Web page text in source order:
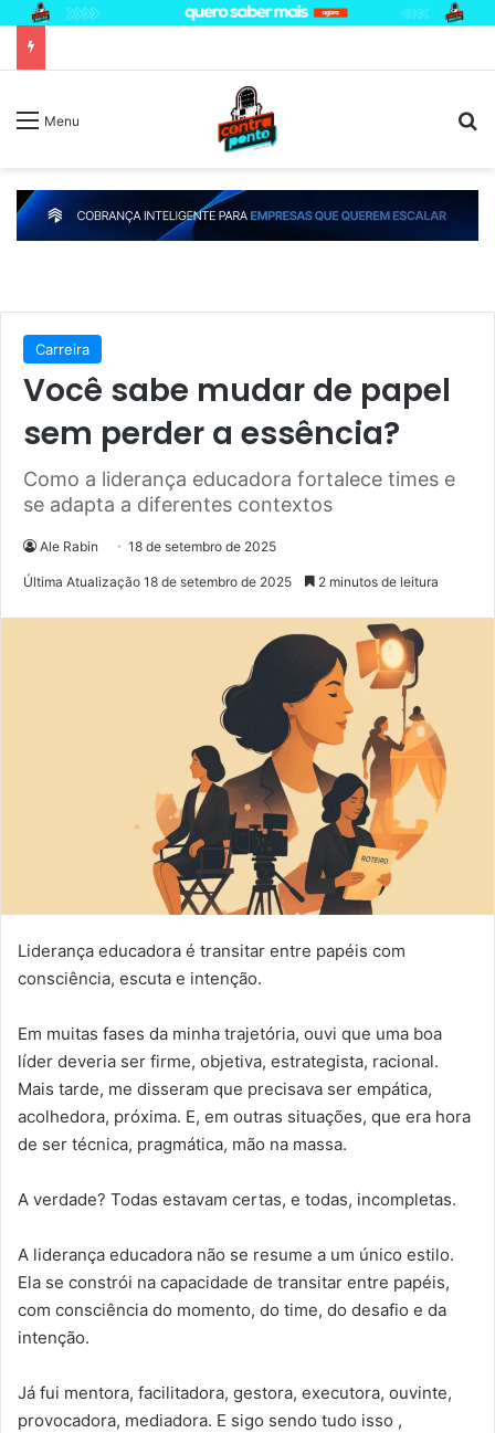
Menu
Carreira
Você sabe mudar de papel
sem perder a essência?
Como a liderança educadora fortalece times e
se adapta a diferentes contextos
Ale Rabin 18 de setembro de 2025
Última Atualização 18 de setembro de 2025 2 minutos de leitura
Liderança educadora é transitar entre papéis com
consciência, escuta e intenção.
Em muitas fases da minha trajetória, ouvi que uma boa
líder deveria ser firme, objetiva, estrategista, racional.
Mais tarde, me disseram que precisava ser empática,
acolhedora, próxima. E, em outras situações, que era hora
de ser técnica, pragmática, mão na massa.
A verdade? Todas estavam certas, e todas, incompletas.
A liderança educadora não se resume a um único estilo.
Ela se constrói na capacidade de transitar entre papéis,
com consciência do momento, do time, do desafio e da
intenção.
Já fui mentora, facilitadora, gestora, executora, ouvinte,
provocadora, mediadora. E sigo sendo tudo isso ,